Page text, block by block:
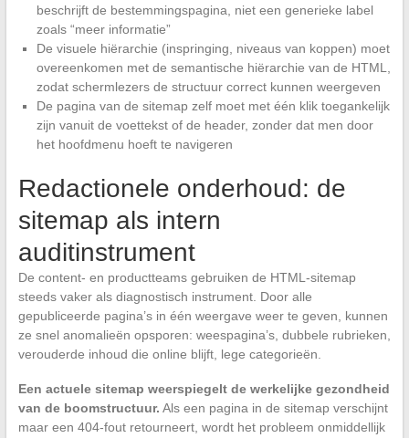
beschrijft de bestemmingspagina, niet een generieke label
zoals “meer informatie”
De visuele hiërarchie (inspringing, niveaus van koppen) moet
overeenkomen met de semantische hiërarchie van de HTML,
zodat schermlezers de structuur correct kunnen weergeven
De pagina van de sitemap zelf moet met één klik toegankelijk
zijn vanuit de voettekst of de header, zonder dat men door
het hoofdmenu hoeft te navigeren
Redactionele onderhoud: de
sitemap als intern
auditinstrument
De content- en productteams gebruiken de HTML-sitemap
steeds vaker als diagnostisch instrument. Door alle
gepubliceerde pagina’s in één weergave weer te geven, kunnen
ze snel anomalieën opsporen: weespagina’s, dubbele rubrieken,
verouderde inhoud die online blijft, lege categorieën.
Een actuele sitemap weerspiegelt de werkelijke gezondheid
van de boomstructuur. Als een pagina in de sitemap verschijnt
maar een 404-fout retourneert, wordt het probleem onmiddellijk